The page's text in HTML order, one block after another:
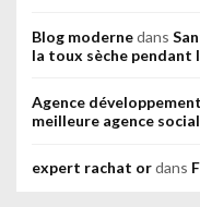
Blog modernedans
la toux sèche pendant
Agence
meilleure agence
expert rachat ordans